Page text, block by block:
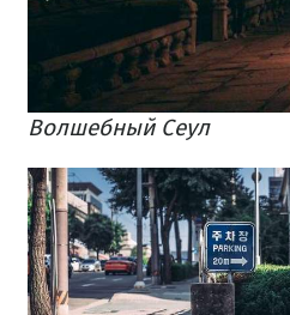
Волшебный Сеул